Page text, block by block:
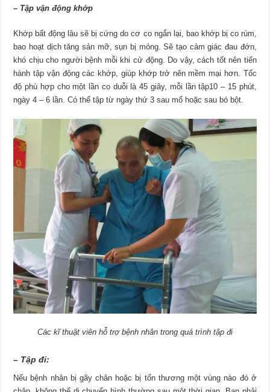
– Tập vận động khớp
Khớp bất động lâu sẽ bị cứng do cơ co ngắn lại, bao khớp bị co rúm,
bao hoạt dịch tăng sản mỡ, sụn bị mỏng. Sẽ tạo cảm giác đau đớn,
khó chịu cho người bệnh mỗi khi cử động. Do vậy, cách tốt nên tiến
hành tập vận động các khớp, giúp khớp trở nên mềm mại hơn. Tốc
độ phù hợp cho một lần co duỗi là 45 giây, mỗi lần tập10 – 15 phút,
ngày 4 – 6 lần. Có thể tập từ ngày thứ 3 sau mổ hoặc sau bó bột.
Các kĩ thuật viên hỗ trợ bệnh nhân trong quá trình tập đi
– Tập đi:
Nếu bệnh nhân bị gãy chân hoặc bị tổn thương một vùng nào đó ở